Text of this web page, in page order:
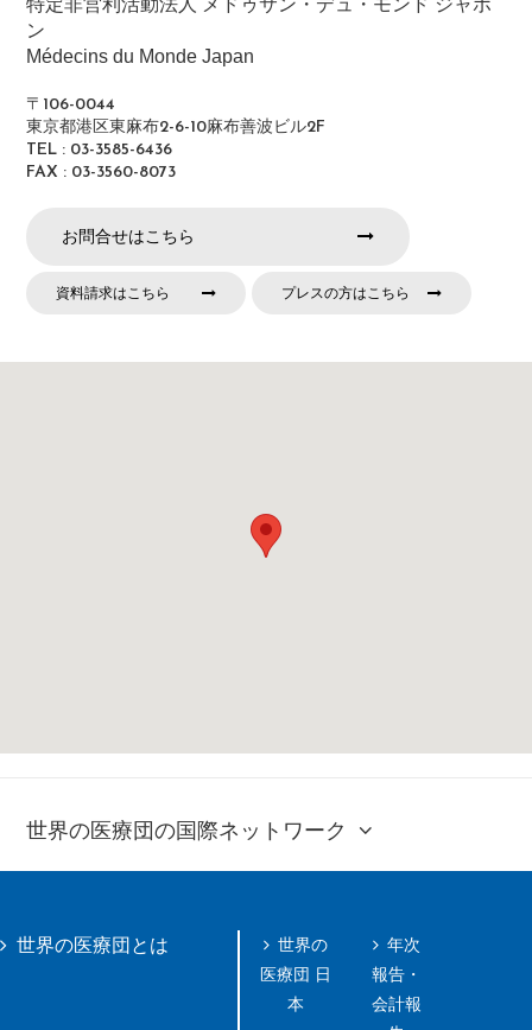
特定非営利活動法人 メドゥサン・デュ・モンド ジャポ
ン
Médecins du Monde Japan
〒106-0044
東京都港区東麻布2-6-10麻布善波ビル2F
TEL : 03-3585-6436
FAX : 03-3560-8073
お問合せはこちら
資料請求はこちら プレスの方はこちら
世界の医療団の国際ネットワーク
世界の医療団とは
世界の
医療団 日
本
年次
報告・
会計報